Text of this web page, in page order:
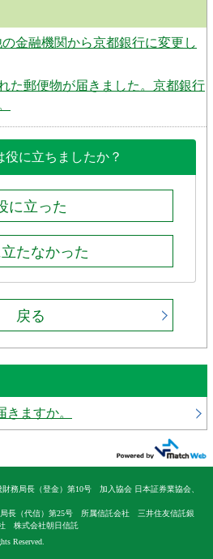
金融機関から京都銀行に変更し
た郵便物が届きました。京都銀行
役に立ちましたか？
に立った
たなかった
戻る
ますか。
務局長（登金）第10号 加入協会 日本証券業協会、
長（代信）第25号 所属信託会社 三井住友信託銀
株式会社朝日信託
Reserved.